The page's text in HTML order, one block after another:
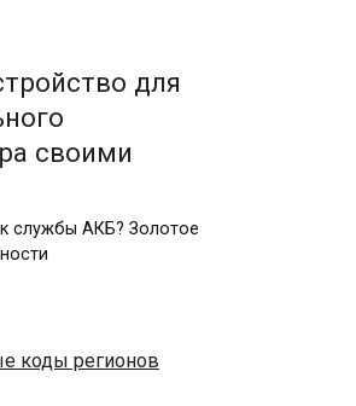
для
своими
службы АКБ? Золотое